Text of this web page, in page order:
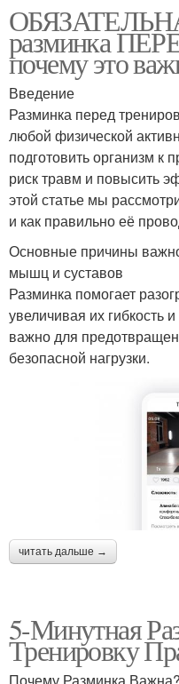
разминка
почему это
Введение
Разминка перед
любой физической
подготовить организм к
риск травм и повысить
этой статье мы
и как правильно её
Основные причины
мышц и суставов
Разминка помогает
увеличивая их гибкость
важно для
безопасной нагрузки.
читать дальше →
5-Минутная
Тренировку